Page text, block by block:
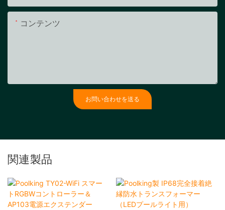
コンテンツ
お問い合わせを送る
関連製品